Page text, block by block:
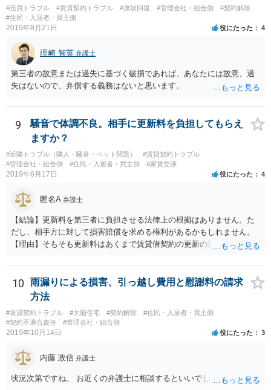
#売買トラブル #賃貸契約トラブル #原状回復 #管理会社・組合側
#契約解除
#住民・入居者・買主側
2019年8月21日 役にたった 4
理崎 智英 弁護士
第三者の故意または過失に基づく破損であれば、あなたには故意、過
失はないので、弁償する義務はないと思います。
9
騒音で体調不良。相手に更新料を負担してもらえ
ますか？
#近隣トラブル（隣人・騒音・ペット問題）
#賃貸契約トラブル
#管理会社・組合側
#住民・入居者・買主側 #家賃交渉
2019年6月17日 役にたった 4
匿名A 弁護士
【結論】更新料を第三者に負担させる法律上の根拠はありません。た
だし、相手方に対して損害賠償を求める権利があるかもしれません。
【理由】そもそも更新料はあくまで賃貸借契約の更新の際の手数料の
音ですが、まず「受忍限度論」という考え方がありますのでここから
説明します。 誰しも日々の生活をするにあたり、足音・洗濯機・掃除
機・風呂の水音など音を発生させるのはお互い様ですので、音に敏感
な人であっても一定のレベルの音までは甘受しなければなりません。
そして、もし騒音が「一般人基準」で我慢できないレベルの音を継続
的に出している場合は、慰謝料を支払う義務が生じることになりま
もらえないので（逆にクレーマー扱いの憂き目に遭います）、最寄り
の自治体に相談して騒音の測定器を貸してもらうなど、客観的な証拠
を集めるところから始めましょう。 そこまでする精神的な余裕がない
10
雨漏りによる損害、引っ越し費用と慰謝料の請求
方法
#賃貸契約トラブル #欠陥住宅 #契約解除
#住民・入居者・買主側
#契約不適合責任
#管理会社・組合側
2019年10月14日 役にたった 3
内藤 政信 弁護士
状況次第ですね。 お近くの弁護士に相談するといいでしょう。